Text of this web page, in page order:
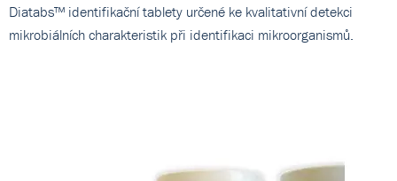
Diatabs™ identifikační tablety určené ke kvalitativní detekci
mikrobiálních charakteristik při identifikaci mikroorganismů.